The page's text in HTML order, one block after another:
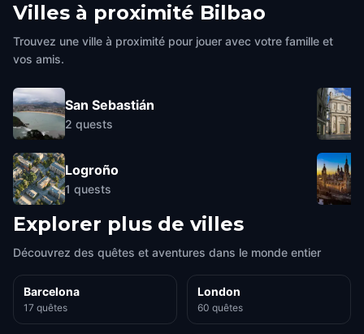
Villes à proximité Bilbao
Trouvez une ville à proximité pour jouer avec votre famille et
vos amis.
San Sebastián
2 quests
Logroño
1 quests
Explorer plus de villes
Découvrez des quêtes et aventures dans le monde entier
Barcelona
17 quêtes
London
60 quêtes